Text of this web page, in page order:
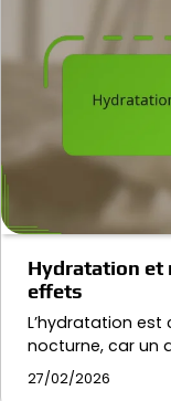
Hydratation et
effets
L’hydratation est
nocturne, car un
27/02/2026